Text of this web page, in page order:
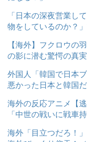
「日本の深夜営業し
物をしているのか？
【海外】フクロウの
の影に潜む驚愕の真
外国人「韓国で日本
悪かった日本と韓国
海外の反応アニメ【
「中世の戦いに戦車
海外「目立つだろ！